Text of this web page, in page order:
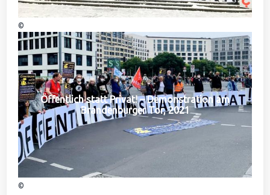
©
Öffentlich statt Privat! – Demonstration am
Brandenburger Tor, 2021
©